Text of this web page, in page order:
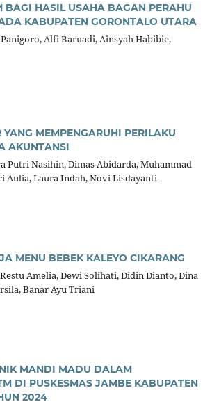
BAGI HASIL USAHA BAGAN PERAHU
KABUPATEN GORONTALO UTARA
Alfi Baruadi, Ainsyah Habibie,
YANG MEMPENGARUHI PERILAKU
AKUNTANSI
Putri Nasihin, Dimas Abidarda, Muhammad
Aulia, Laura Indah, Novi Lisdayanti
MENU BEBEK KALEYO CIKARANG
Amelia, Dewi Solihati, Didin Dianto, Dina
Banar Ayu Triani
MANDI MADU DALAM
DI PUSKESMAS JAMBE KABUPATEN
2024